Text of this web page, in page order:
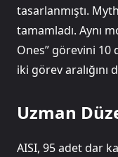
tasarlanmıştı.
tamamladı. Aynı
Ones” görevini 10
iki görev aralığını
Uzman
AISI, 95 adet dar